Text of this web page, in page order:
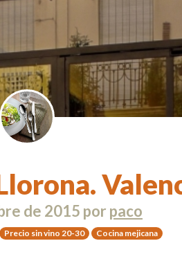
de 2015 por paco
Precio sin vino 20-30 Cocina mejicana